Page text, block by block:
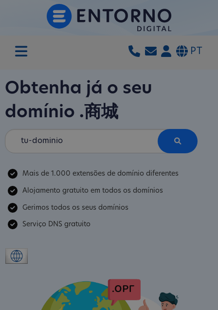
PT
Obtenha já o seu
domínio .商城
Mais de 1.000 extensões de domínio diferentes
Alojamento gratuito em todos os domínios
Gerimos todos os seus domínios
Serviço DNS gratuito